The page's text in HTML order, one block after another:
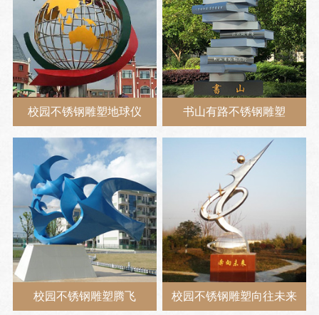
校园不锈钢雕塑地球仪 书山有路不锈钢雕塑
校园不锈钢雕塑腾飞 校园不锈钢雕塑向往未来